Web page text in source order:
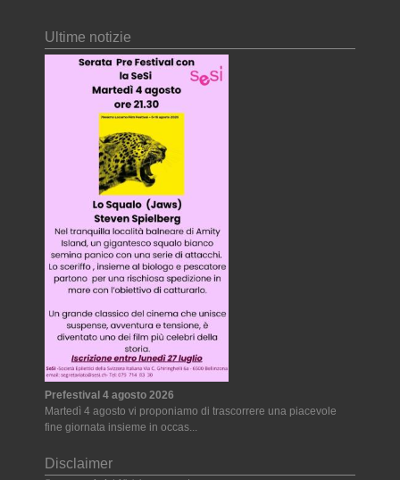
Ultime notizie
Prefestival 4 agosto 2026
Martedì 4 agosto vi proponiamo di trascorrere una piacevole
fine giornata insieme in occas...
Disclaimer